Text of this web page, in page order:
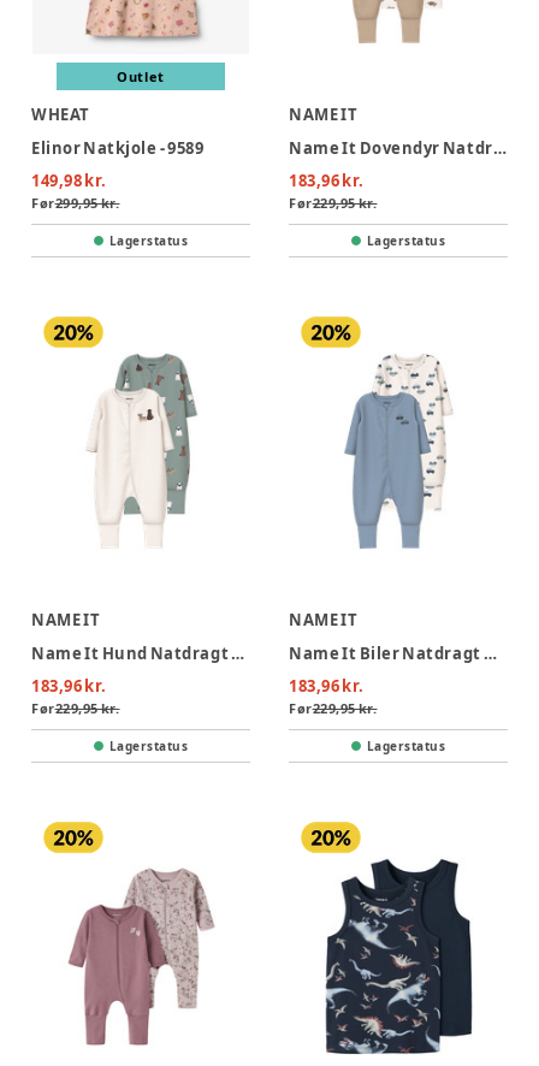
Outlet
WHEAT
Elinor Natkjole - 9589
149,98 kr.
Før299,95 kr.
Lagerstatus
NAME IT
Name It Dovendyr Natdragt m. Lynlås 2-Pak - Jet Stream
183,96 kr.
Før229,95 kr.
Lagerstatus
NAME IT
Name It Hund Natdragt m. Lynlås 2-Pak - Green Milieu
183,96 kr.
Før229,95 kr.
Lagerstatus
NAME IT
Name It Biler Natdragt m. Lynlås 2-Pak - Jet Stream
183,96 kr.
Før229,95 kr.
Lagerstatus